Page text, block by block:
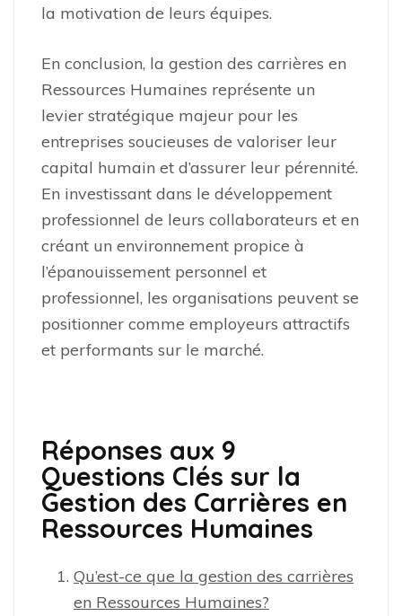
la motivation de leurs équipes.
En conclusion, la gestion des carrières en
Ressources Humaines représente un
levier stratégique majeur pour les
entreprises soucieuses de valoriser leur
capital humain et d’assurer leur pérennité.
En investissant dans le développement
professionnel de leurs collaborateurs et en
créant un environnement propice à
l’épanouissement personnel et
professionnel, les organisations peuvent se
positionner comme employeurs attractifs
et performants sur le marché.
Réponses aux 9
Questions Clés sur la
Gestion des Carrières en
Ressources Humaines
Qu’est-ce que la gestion des carrières
en Ressources Humaines?